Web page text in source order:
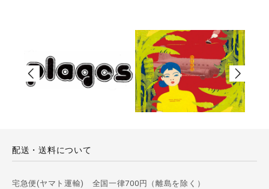
配送・送料について
宅急便(ヤマト運輸) 全国一律700円（離島を除く）